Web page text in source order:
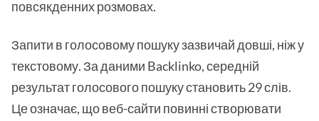
повсякденних розмовах.
Запити в голосовому пошуку зазвичай довші, ніж у
текстовому. За даними Backlinko, середній
результат голосового пошуку становить 29 слів.
Це означає, що веб-сайти повинні створювати